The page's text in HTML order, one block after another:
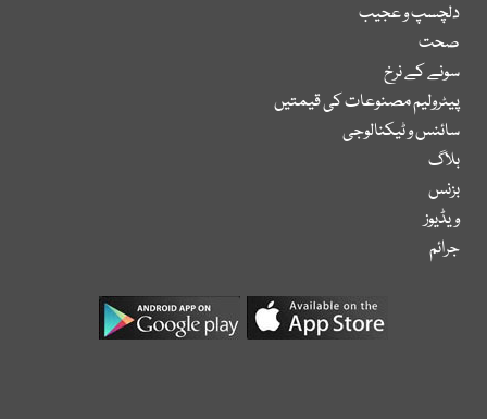
دلچسپ و عجیب
صحت
سونے کے نرخ
پیٹرولیم مصنوعات کی قیمتیں
سائنس و ٹیکنالوجی
بلاگ
بزنس
ویڈیوز
جرائم